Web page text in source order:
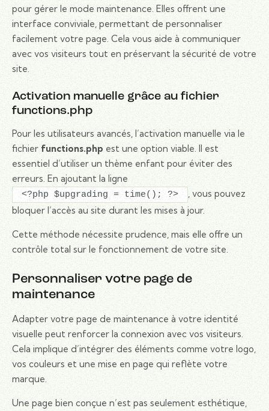
pour gérer le mode maintenance. Elles offrent une
interface conviviale, permettant de personnaliser
facilement votre page. Cela vous aide à communiquer
avec vos visiteurs tout en préservant la sécurité de votre
site.
Activation manuelle grâce au fichier
functions.php
Pour les utilisateurs avancés, l’activation manuelle via le
fichier functions.php est une option viable. Il est
essentiel d’utiliser un thème enfant pour éviter des
erreurs. En ajoutant la ligne
<?php $upgrading = time(); ?>
, vous pouvez
bloquer l’accès au site durant les mises à jour.
Cette méthode nécessite prudence, mais elle offre un
contrôle total sur le fonctionnement de votre site.
Personnaliser votre page de
maintenance
Adapter votre page de maintenance à votre identité
visuelle peut renforcer la connexion avec vos visiteurs.
Cela implique d’intégrer des éléments comme votre logo,
vos couleurs et une mise en page qui reflète votre
marque.
Une page bien conçue n’est pas seulement esthétique,